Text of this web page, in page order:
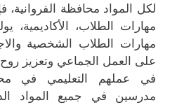
لكل المواد محافظة الفروانية،
مهارات الطلاب، الأكاديمية،
مهارات الطلاب الشخصية
على العمل الجماعي وتعزيز روح
في عملهم التعليمي في
مدرسين في جميع المواد